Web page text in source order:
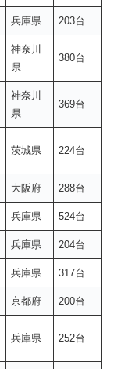
兵庫県 203台
神奈川
県
380台
神奈川
県
369台
茨城県 224台
大阪府 288台
兵庫県 524台
兵庫県 204台
兵庫県 317台
京都府 200台
兵庫県 252台